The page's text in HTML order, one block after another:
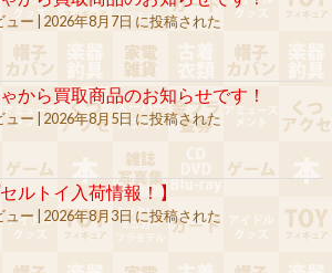
ュー 2026年8月7日 に投稿された
から買取商品のお知らせです！
ュー 2026年8月5日 に投稿された
セルトイ入荷情報！】
ュー| 2026年8月3日 に投稿された